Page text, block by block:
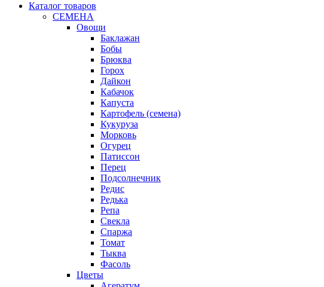
Каталог товаров
СЕМЕНА
Овощи
Баклажан
Бобы
Брюква
Горох
Дайкон
Кабачок
Капуста
Картофель (семена)
Кукуруза
Морковь
Огурец
Патиссон
Перец
Подсолнечник
Редис
Редька
Репа
Свекла
Спаржа
Томат
Тыква
Фасоль
Цветы